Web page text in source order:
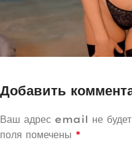
Добавить
Ваш адрес email не будет
поля помечены *